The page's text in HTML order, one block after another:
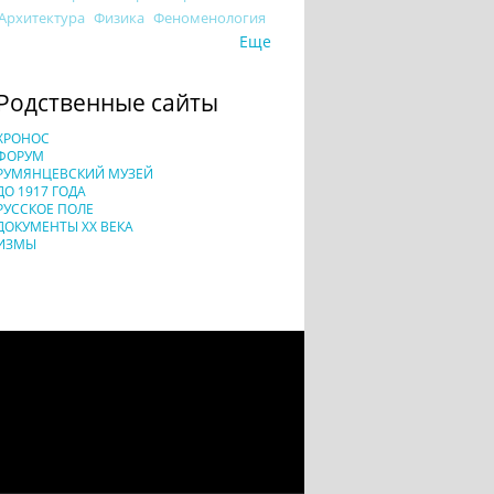
Физика Феноменология
Еще
сайты
МУЗЕЙ
1917 ГОДА
ПОЛЕ
XX ВЕКА